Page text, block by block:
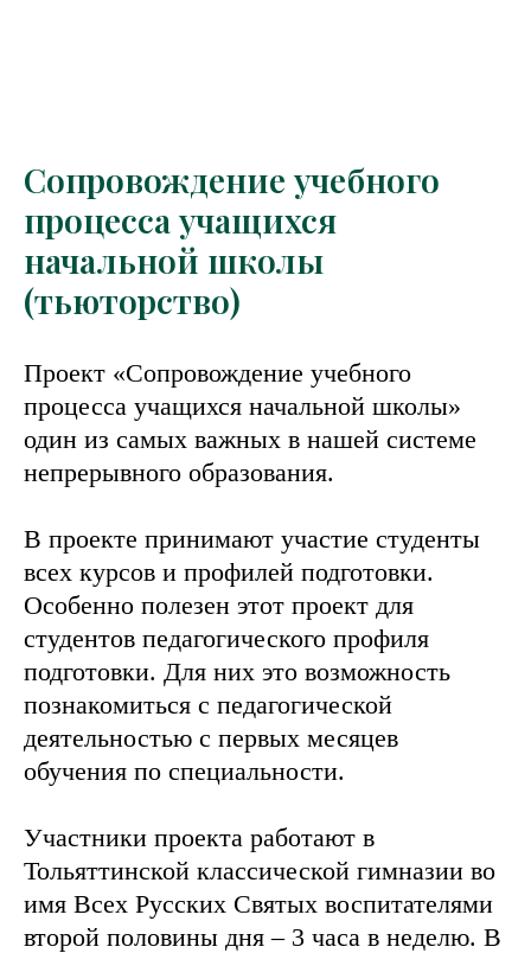
Сопровождение учебного
процесса учащихся
начальной школы
(тьюторство)
Проект «Сопровождение учебного
процесса учащихся начальной школы»
один из самых важных в нашей системе
непрерывного образования.
В проекте принимают участие студенты
всех курсов и профилей подготовки.
Особенно полезен этот проект для
студентов педагогического профиля
подготовки. Для них это возможность
познакомиться с педагогической
деятельностью с первых месяцев
обучения по специальности.
Участники проекта работают в
Тольяттинской классической гимназии во
имя Всех Русских Святых воспитателями
второй половины дня – 3 часа в неделю. В